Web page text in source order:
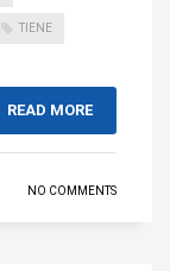
TIENE
READ MORE
NO COMMENTS